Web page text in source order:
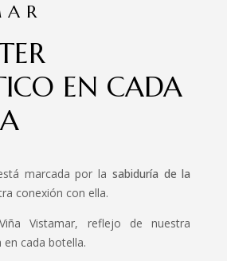
EN CADA
marcada por la sabiduría de la
conexión con ella.
Vistamar, reflejo de nuestra
cada botella.